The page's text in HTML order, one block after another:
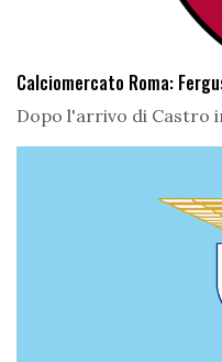
Calciomercato Roma:
Dopo l'arrivo di Castro